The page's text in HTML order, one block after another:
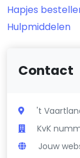
Hapjes
Hulpmiddelen
Contact
't
KvK
Jouw